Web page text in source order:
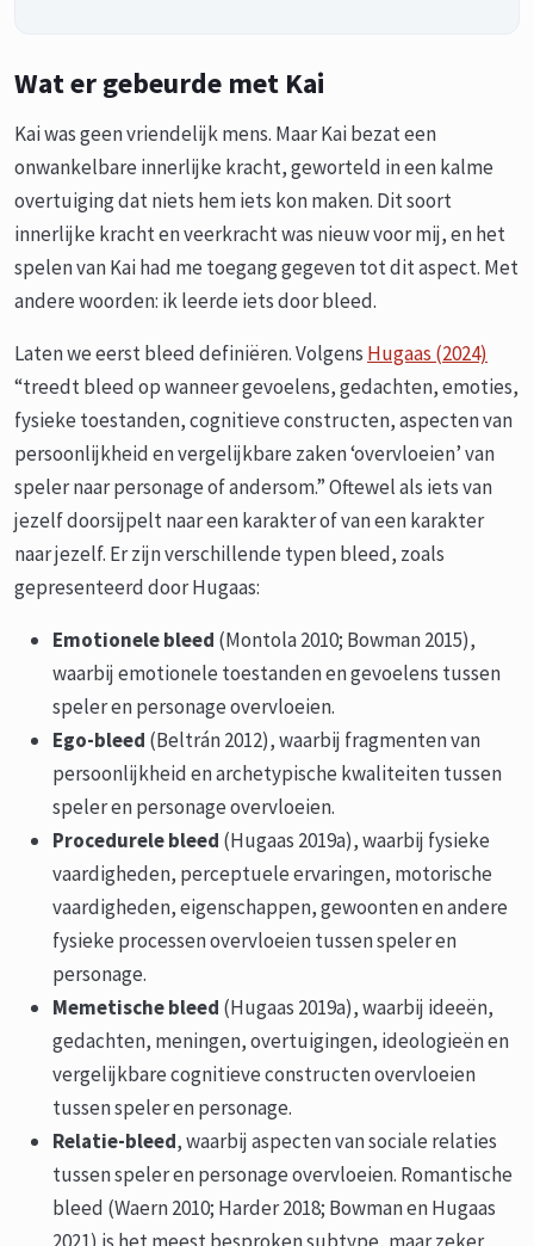
Wat er gebeurde met Kai
Kai was geen vriendelijk mens. Maar Kai bezat een
onwankelbare innerlijke kracht, geworteld in een kalme
overtuiging dat niets hem iets kon maken. Dit soort
innerlijke kracht en veerkracht was nieuw voor mij, en het
spelen van Kai had me toegang gegeven tot dit aspect. Met
andere woorden: ik leerde iets door bleed.
Laten we eerst bleed definiëren. Volgens Hugaas (2024)
“treedt bleed op wanneer gevoelens, gedachten, emoties,
fysieke toestanden, cognitieve constructen, aspecten van
persoonlijkheid en vergelijkbare zaken ‘overvloeien’ van
speler naar personage of andersom.” Oftewel als iets van
jezelf doorsijpelt naar een karakter of van een karakter
naar jezelf. Er zijn verschillende typen bleed, zoals
gepresenteerd door Hugaas:
Emotionele bleed (Montola 2010; Bowman 2015),
waarbij emotionele toestanden en gevoelens tussen
speler en personage overvloeien.
Ego-bleed (Beltrán 2012), waarbij fragmenten van
persoonlijkheid en archetypische kwaliteiten tussen
speler en personage overvloeien.
Procedurele bleed (Hugaas 2019a), waarbij fysieke
vaardigheden, perceptuele ervaringen, motorische
vaardigheden, eigenschappen, gewoonten en andere
fysieke processen overvloeien tussen speler en
personage.
Memetische bleed (Hugaas 2019a), waarbij ideeën,
gedachten, meningen, overtuigingen, ideologieën en
vergelijkbare cognitieve constructen overvloeien
tussen speler en personage.
Relatie-bleed, waarbij aspecten van sociale relaties
tussen speler en personage overvloeien. Romantische
bleed (Waern 2010; Harder 2018; Bowman en Hugaas